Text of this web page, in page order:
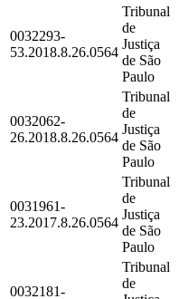
0032293-
53.2018.8.26.0564
Tribunal
de
Justiça
de São
Paulo
0032062-
26.2018.8.26.0564
Tribunal
de
Justiça
de São
Paulo
0031961-
23.2017.8.26.0564
Tribunal
de
Justiça
de São
Paulo
0032181-
Tribunal
de